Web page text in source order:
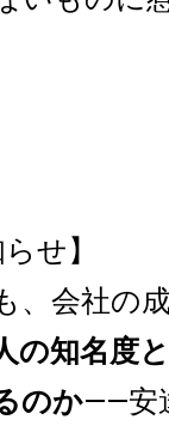
せ】
、会社の
の知名度
のか——安